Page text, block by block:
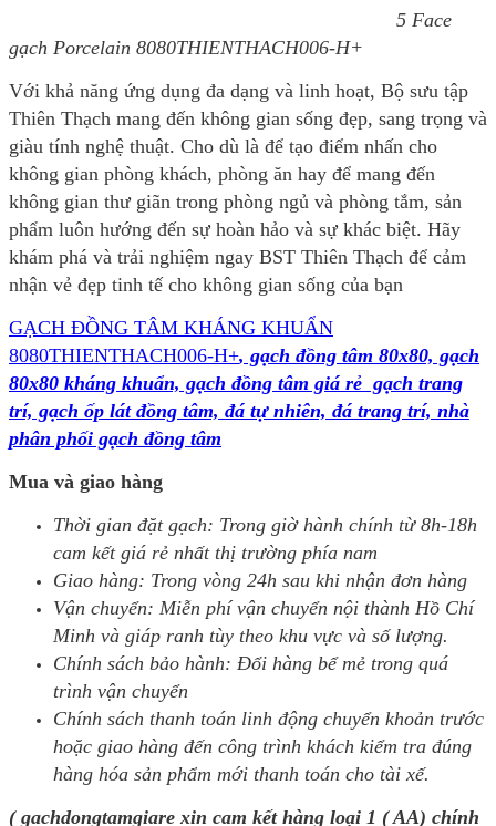
5 Face
gạch Porcelain 8080THIENTHACH006-H+
Với khả năng ứng dụng đa dạng và linh hoạt, Bộ sưu tập
Thiên Thạch mang đến không gian sống đẹp, sang trọng và
giàu tính nghệ thuật. Cho dù là để tạo điểm nhấn cho
không gian phòng khách, phòng ăn hay để mang đến
không gian thư giãn trong phòng ngủ và phòng tắm, sản
phẩm luôn hướng đến sự hoàn hảo và sự khác biệt. Hãy
khám phá và trải nghiệm ngay BST Thiên Thạch để cảm
nhận vẻ đẹp tinh tế cho không gian sống của bạn
GẠCH ĐỒNG TÂM KHÁNG KHUẨN
8080THIENTHACH006-H+, gạch đồng tâm 80x80, gạch
80x80 kháng khuẩn, gạch đồng tâm giá rẻ gạch trang
trí, gạch ốp lát đồng tâm, đá tự nhiên, đá trang trí, nhà
phân phối gạch đồng tâm
Mua và giao hàng
Thời gian đặt gạch: Trong giờ hành chính từ 8h-18h
cam kết giá rẻ nhất thị trường phía nam
Giao hàng: Trong vòng 24h sau khi nhận đơn hàng
Vận chuyển: Miễn phí vận chuyển nội thành Hồ Chí
Minh và giáp ranh tùy theo khu vực và số lượng.
Chính sách bảo hành: Đổi hàng bể mẻ trong quá
trình vận chuyển
Chính sách thanh toán linh động chuyển khoản trước
hoặc giao hàng đến công trình khách kiểm tra đúng
hàng hóa sản phẩm mới thanh toán cho tài xế.
( gachdongtamgiare xin cam kết hàng loại 1 ( AA) chính